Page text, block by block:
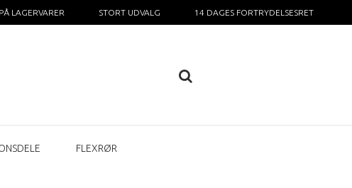
LAGERVARER STORT UDVALG 14 DAGES FORTRYDELSESRET
FLEXRØR